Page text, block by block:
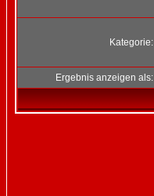
Kategorie:
Ergebnis anzeigen als: